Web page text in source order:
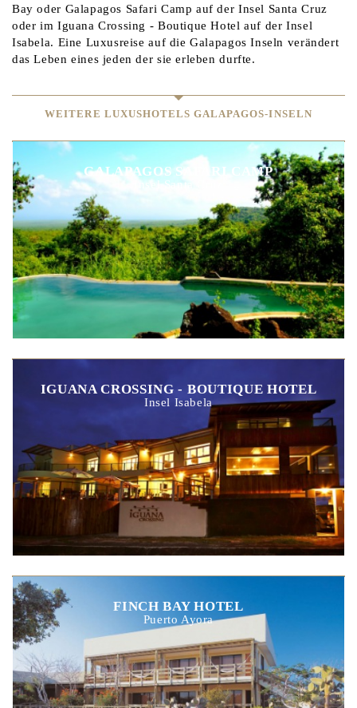
Bay oder Galapagos Safari Camp auf der Insel Santa Cruz
oder im Iguana Crossing - Boutique Hotel auf der Insel
Isabela. Eine Luxusreise auf die Galapagos Inseln verändert
das Leben eines jeden der sie erleben durfte.
WEITERE LUXUSHOTELS GALAPAGOS-INSELN
GALAPAGOS SAFARI CAMP
Insel Santa Cruz
IGUANA CROSSING - BOUTIQUE HOTEL
Insel Isabela
FINCH BAY HOTEL
Puerto Ayora